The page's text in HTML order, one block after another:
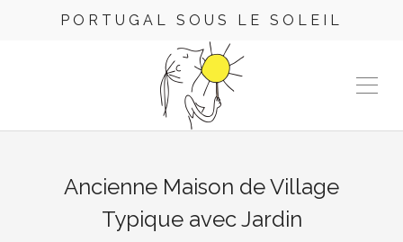
PORTUGAL SOUS LE SOLEIL
Ancienne Maison de Village
Typique avec Jardin